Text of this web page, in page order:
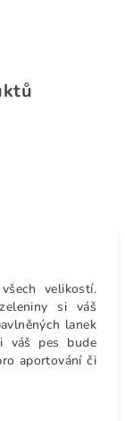
velikostí.
si váš
lanek
váš pes bude
aportování či